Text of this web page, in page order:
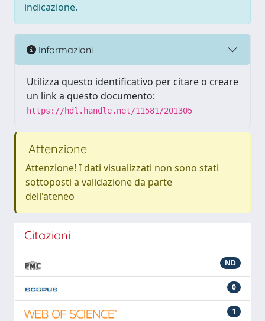
indicazione.
Informazioni
Utilizza questo identificativo per citare o creare
un link a questo documento:
https://hdl.handle.net/11581/201305
Attenzione
Attenzione! I dati visualizzati non sono stati
sottoposti a validazione da parte
dell'ateneo
Citazioni
ND
0
1